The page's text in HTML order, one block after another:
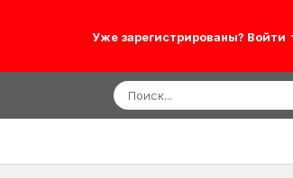
Уже зарегистрированы? Войти